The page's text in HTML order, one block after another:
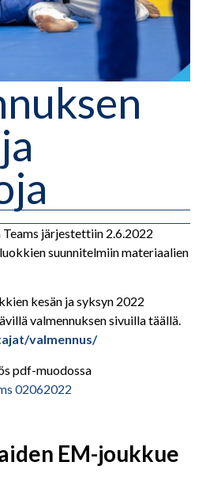
järjestettiin 2.6.2022
suunnitelmiin materiaalien
kesän ja syksyn 2022
valmennuksen sivuilla täällä.
valmennus/
pdf-muodossa
02062022
EM-joukkue